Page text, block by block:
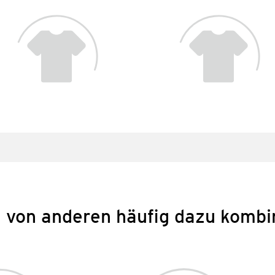
von anderen häufig dazu